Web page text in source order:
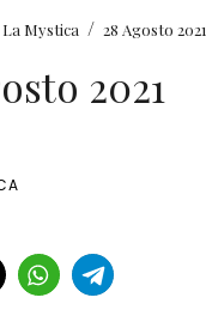
Mystica / 28 Agosto 2021
2021